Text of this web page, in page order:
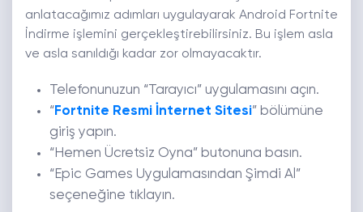
anlatacağımız adımları uygulayarak Android Fortnite
İndirme işlemini gerçekleştirebilirsiniz. Bu işlem asla
ve asla sanıldığı kadar zor olmayacaktır.
Telefonunuzun “Tarayıcı” uygulamasını açın.
“Fortnite Resmi İnternet Sitesi” bölümüne
giriş yapın.
“Hemen Ücretsiz Oyna” butonuna basın.
“Epic Games Uygulamasından Şimdi Al”
seçeneğine tıklayın.